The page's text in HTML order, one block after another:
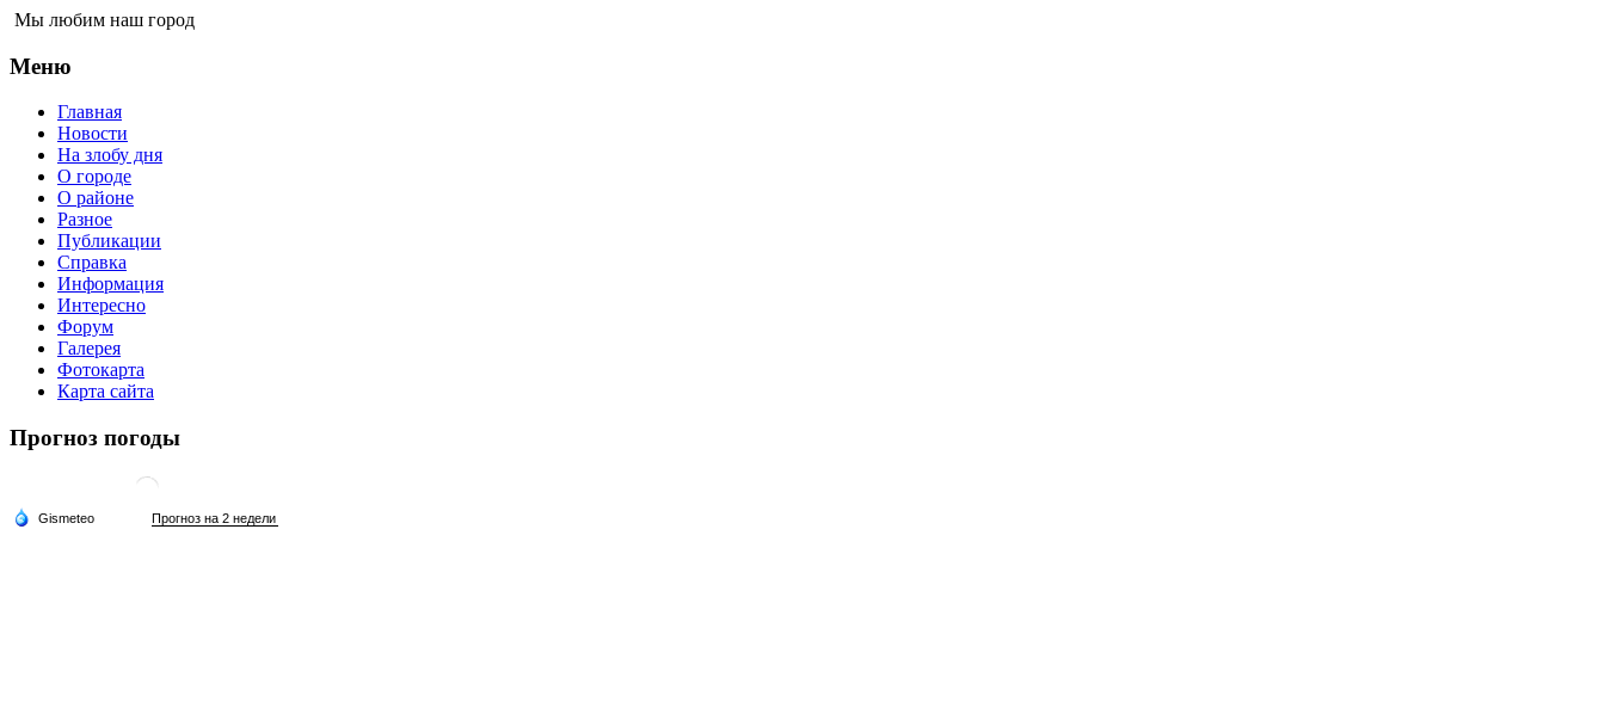
Мы любим наш город
Меню
Главная
Новости
На злобу дня
О городе
О районе
Разное
Публикации
Справка
Информация
Интересно
Форум
Галерея
Фотокарта
Карта сайта
Прогноз погоды